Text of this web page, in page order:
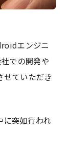
エンジニ
での開発や
せていただき
に突如行われ